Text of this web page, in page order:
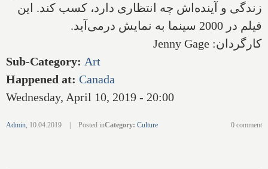
زندگی و آینده‌اش چه انتظاری دارد، کسب کند. این
فیلم در 2000 سینما به نمایش درمی‌آید.
کارگردان: Jenny Gage
Sub-Category: Art
Happened at: Canada
Wednesday, April 10, 2019 - 20:00
Admin, 10.04.2019 | Posted inCategory: Culture 0 comment